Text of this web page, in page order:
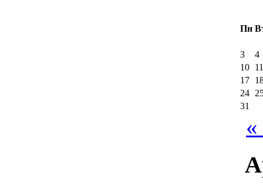
Пн
3
4
10
11
17
24
31